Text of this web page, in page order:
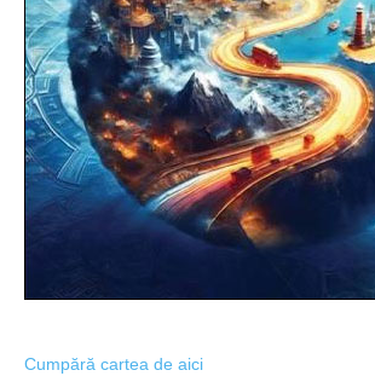
Cumpără cartea de aici